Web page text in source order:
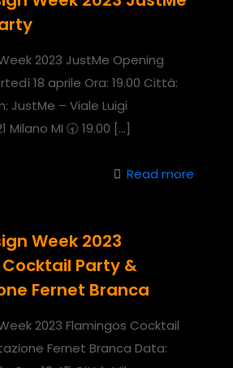
2023 JustMe Opening
18 aprile Ora: 19.00 Città:
JustMe – Viale Luigi
Milano MI 🕣 19.00 […]
Read more
Week 2023
Party &
Fernet Branca
2023 Flamingos Cocktail
Fernet Branca Data: